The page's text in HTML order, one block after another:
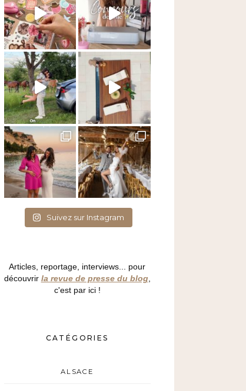
Suivez sur Instagram
Articles, reportage, interviews... pour
découvrir la revue de presse du blog,
c'est par ici !
CATÉGORIES
ALSACE